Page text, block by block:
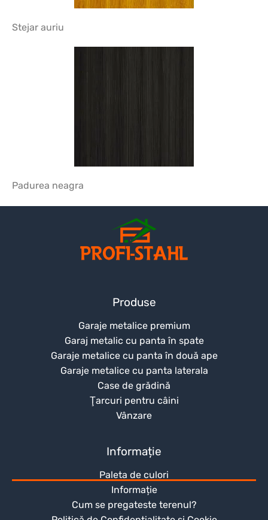
Stejar auriu
Padurea neagra
Produse
Garaje metalice premium
Garaj metalic cu panta în spate
Garaje metalice cu panta în două ape
Garaje metalice cu panta laterala
Case de grădină
Ţarcuri pentru câini
Vânzare
Informație
Paleta de culori
Informație
Cum se pregateste terenul?